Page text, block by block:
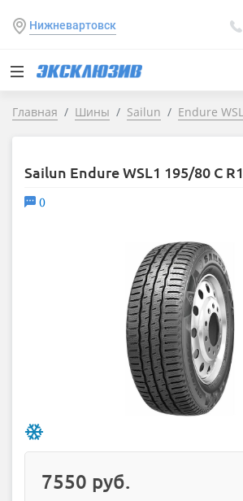
Нижневартовск
Главная Шины Sailun Endure
Sailun Endure WSL1 195/80 C
0
7550 руб.